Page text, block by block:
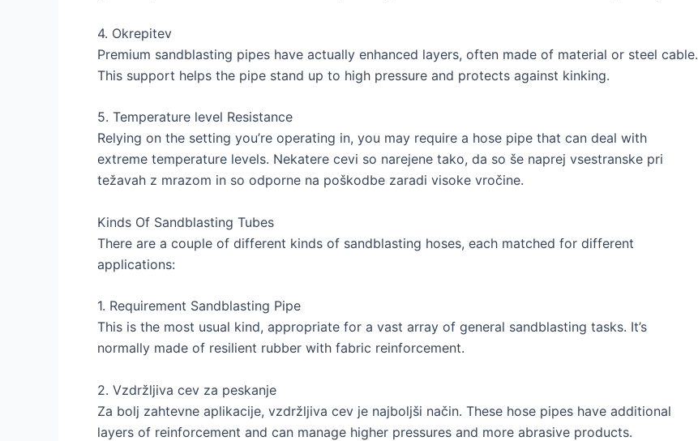
4. Okrepitev
Premium sandblasting pipes have actually enhanced layers, often made of material or steel cable.
This support helps the pipe stand up to high pressure and protects against kinking.
5. Temperature level Resistance
Relying on the setting you’re operating in, you may require a hose pipe that can deal with
extreme temperature levels. Nekatere cevi so narejene tako, da so še naprej vsestranske pri
težavah z mrazom in so odporne na poškodbe zaradi visoke vročine.
Kinds Of Sandblasting Tubes
There are a couple of different kinds of sandblasting hoses, each matched for different
applications:
1. Requirement Sandblasting Pipe
This is the most usual kind, appropriate for a vast array of general sandblasting tasks. It’s
normally made of resilient rubber with fabric reinforcement.
2. Vzdržljiva cev za peskanje
Za bolj zahtevne aplikacije, vzdržljiva cev je najboljši način. These hose pipes have additional
layers of reinforcement and can manage higher pressures and more abrasive products.